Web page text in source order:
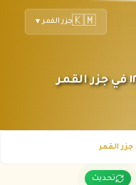
🇰🇲جزر القمر▼
تحديث